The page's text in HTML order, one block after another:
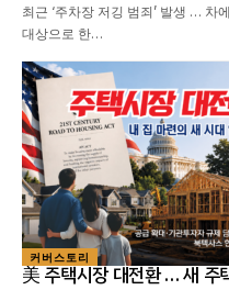
최근 ‘주차장 저깅 범죄’ 발생 … 차
대상으로 한…
커버스토리
美 주택시장 대전환 … 새 주